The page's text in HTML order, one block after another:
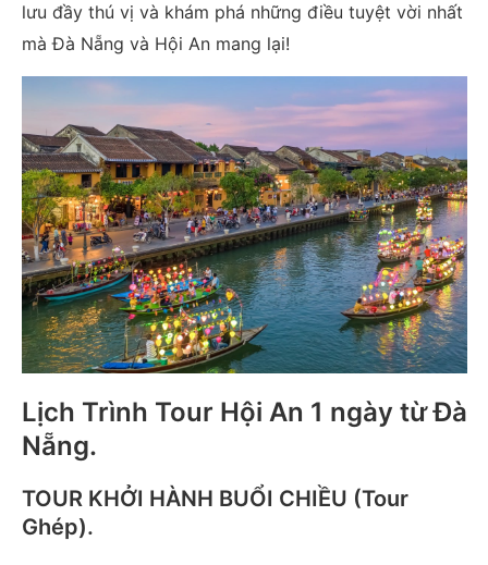
lưu đầy thú vị và khám phá những điều tuyệt vời nhất
mà Đà Nẵng và Hội An mang lại!
Lịch Trình Tour Hội An 1 ngày từ Đà
Nẵng.
TOUR KHỞI HÀNH BUỔI CHIỀU (Tour
Ghép).